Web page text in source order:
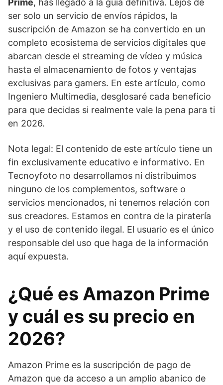
Prime, has llegado a la guía definitiva. Lejos de
ser solo un servicio de envíos rápidos, la
suscripción de Amazon se ha convertido en un
completo ecosistema de servicios digitales que
abarcan desde el streaming de vídeo y música
hasta el almacenamiento de fotos y ventajas
exclusivas para gamers. En este artículo, como
Ingeniero Multimedia, desglosaré cada beneficio
para que decidas si realmente vale la pena para ti
en 2026.
Nota legal: El contenido de este artículo tiene un
fin exclusivamente educativo e informativo. En
Tecnoyfoto no desarrollamos ni distribuimos
ninguno de los complementos, software o
servicios mencionados, ni tenemos relación con
sus creadores. Estamos en contra de la piratería
y el uso de contenido ilegal. El usuario es el único
responsable del uso que haga de la información
aquí expuesta.
¿Qué es Amazon Prime
y cuál es su precio en
2026?
Amazon Prime es la suscripción de pago de
Amazon que da acceso a un amplio abanico de